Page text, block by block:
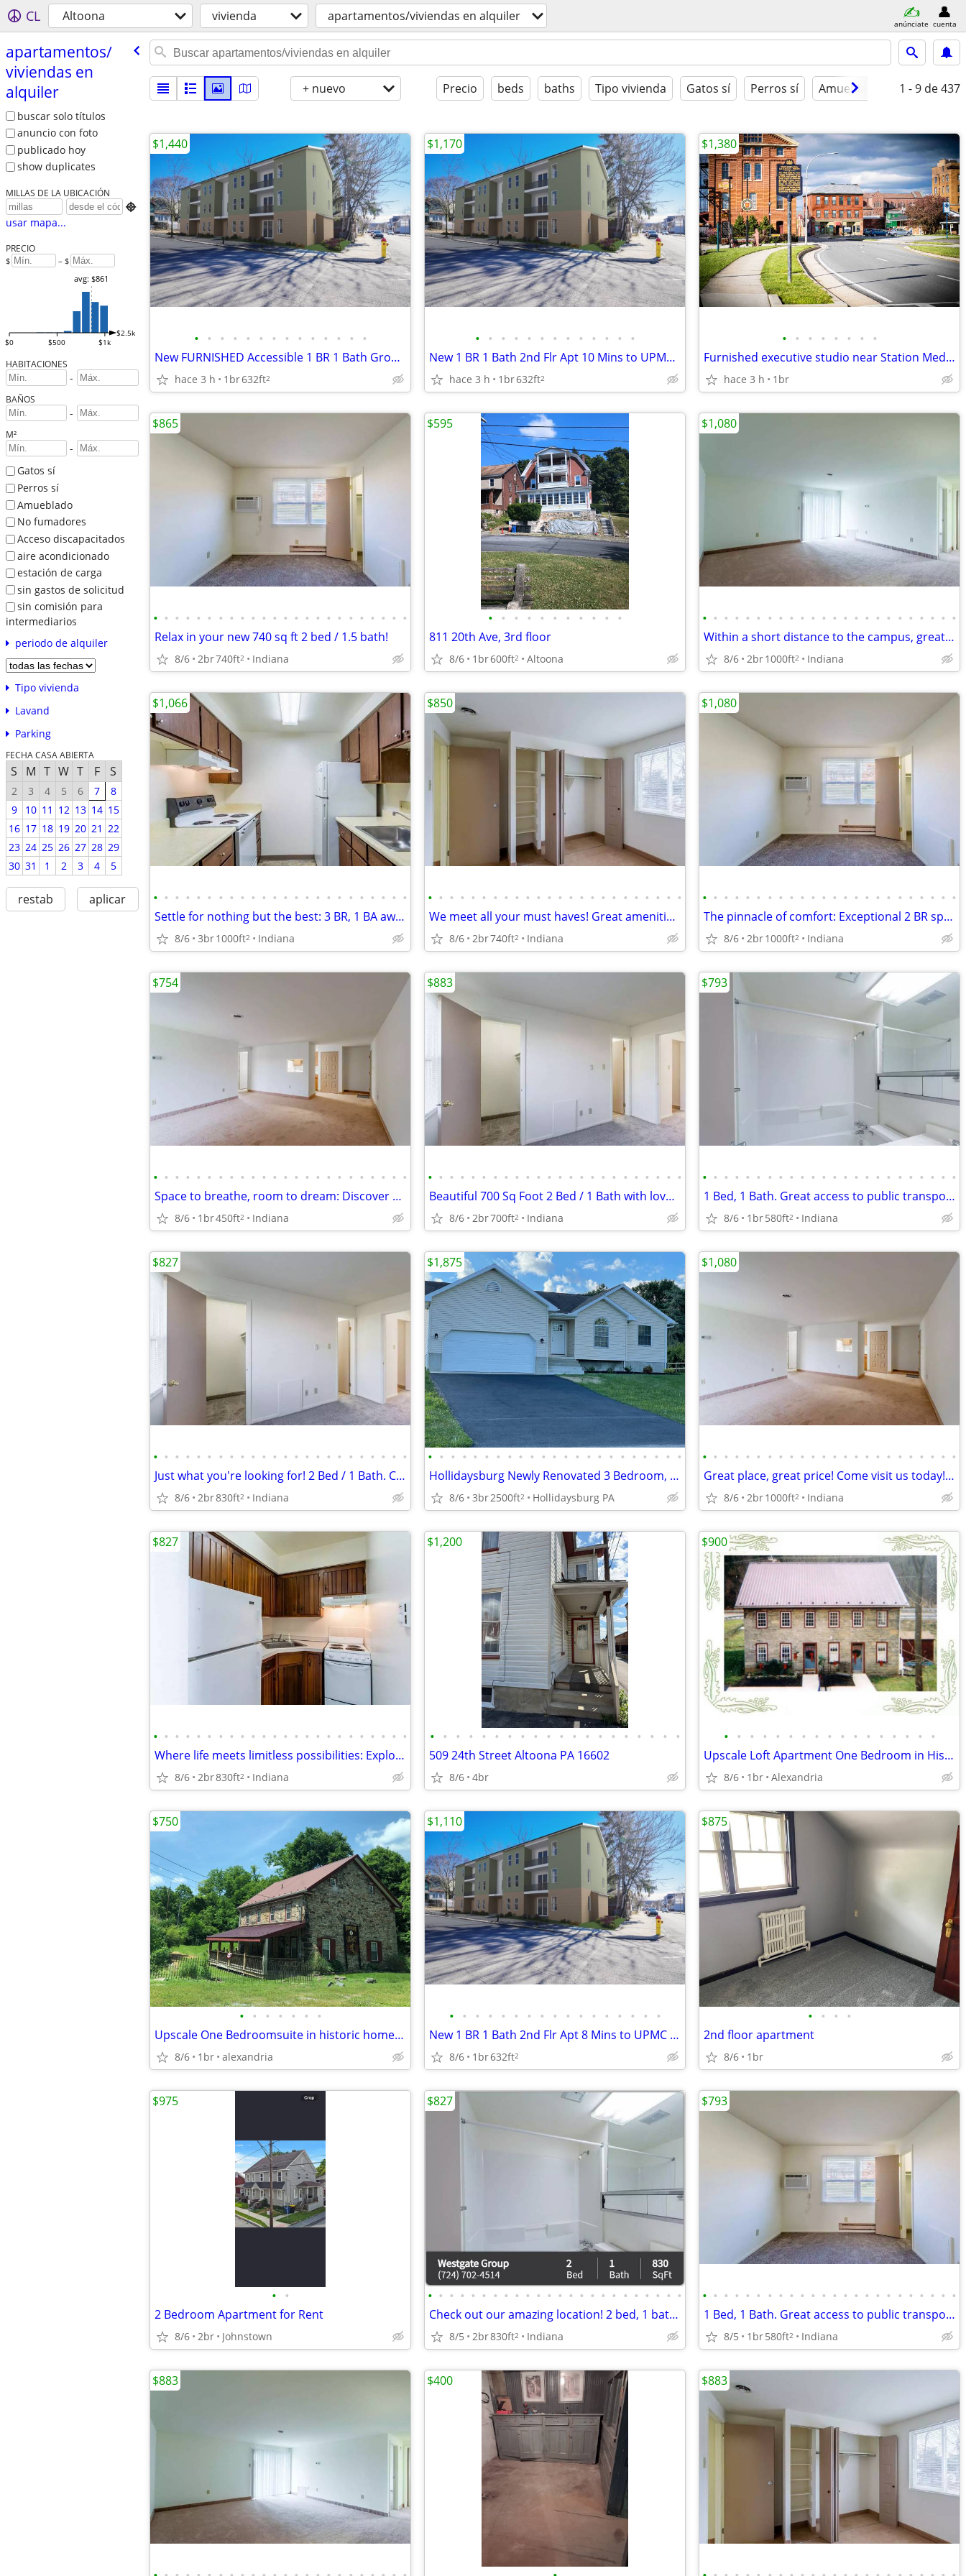
CL Altoona vivienda apartamentos/viviendas en alquiler anúnciate cuenta
apartamentos/​
viviendas en
alquiler
buscar solo títulos
anuncio con foto
publicado hoy
show duplicates
MILLAS DE LA UBICACIÓN

usar mapa...
PRECIO
$ – $
$0 $500 $1k
$2.5k
avg: $861
HABITACIONES
-
BAÑOS
-
M²
-
Gatos sí
Perros sí
Amueblado
No fumadores
Acceso discapacitados
aire acondicionado
estación de carga
sin gastos de solicitud
sin comisión para
intermediarios
periodo de alquiler
Tipo vivienda
Lavand
Parking
FECHA CASA ABIERTA
S M T W T F S
2 3 4 5 6 7
8
9
10 11 12 13 14 15
16 17 18 19 20 21 22
23 24 25 26 27 28 29
30 31 1 2 3 4 5
restab aplicar
+ nuevo Precio beds baths Tipo vivienda Gatos sí Perros sí Amueblado 1 - 9 de 437
• • • • • • • • • • • • • •
New FURNISHED Accessible 1 BR 1 Bath Ground Flr Apt Near Public Librar
hace 3 h 1br632ft2
$1,440
• • • • • • • • • • • • •
New 1 BR 1 Bath 2nd Flr Apt 10 Mins to UPMC Altoona
hace 3 h 1br632ft2
$1,170
• • • • • • • •
Furnished executive studio near Station Med Ctr
hace 3 h 1br
$1,380
• • • • • • • • • • • • • • • • • • • • • • • •
Relax in your new 740 sq ft 2 bed / 1.5 bath!
8/6 2br740ft2 Indiana
$865
• • • • • • • • • • •
811 20th Ave, 3rd floor
8/6 1br600ft2 Altoona
$595
• • • • • • • • • • • • • • • • • • • • • • • •
Within a short distance to the campus, great location!
8/6 2br1000ft2 Indiana
$1,080
• • • • • • • • • • • • • • • • • • • • • • • •
Settle for nothing but the best: 3 BR, 1 BA awaits.
8/6 3br1000ft2 Indiana
$1,066
• • • • • • • • • • • • • • • • • • • • • • • •
We meet all your must haves! Great amenities! Fantastic 2 bed 1.5 bath
8/6 2br740ft2 Indiana
$850
• • • • • • • • • • • • • • • • • • • • • • • •
The pinnacle of comfort: Exceptional 2 BR spaces available.
8/6 2br1000ft2 Indiana
$1,080
• • • • • • • • • • • • • • • • • • • • • • • •
Space to breathe, room to dream: Discover our community!
8/6 1br450ft2 Indiana
$754
• • • • • • • • • • • • • • • • • • • • • • • •
Beautiful 700 Sq Foot 2 Bed / 1 Bath with lovely quiet surroundings
8/6 2br700ft2 Indiana
$883
• • • • • • • • • • • • • • • • • • • • • • • •
1 Bed, 1 Bath. Great access to public transportation! We're nearby!
8/6 1br580ft2 Indiana
$793
• • • • • • • • • • • • • • • • • • • • • • • •
Just what you're looking for! 2 Bed / 1 Bath. Come and see!
8/6 2br830ft2 Indiana
$827
• • • • • • • • • • • • • • • • • • • • • • •
Hollidaysburg Newly Renovated 3 Bedroom, 2 Bath House
8/6 3br2500ft2 Hollidaysburg PA
$1,875
• • • • • • • • • • • • • • • • • • • • • • • •
Great place, great price! Come visit us today! 2 bed, 1 bath!
8/6 2br1000ft2 Indiana
$1,080
• • • • • • • • • • • • • • • • • • • • • • • •
Where life meets limitless possibilities: Explore our spacious 2 BR.
8/6 2br830ft2 Indiana
$827
• • • • • • • • • • • • • • • • • • • •
509 24th Street Altoona PA 16602
8/6 4br
$1,200
• • • • • • • • • • • • • • • • •
Upscale Loft Apartment One Bedroom in Historic Home All inclusive
8/6 1br Alexandria
$900
• • • • • • •
Upscale One Bedroomsuite in historic home Furnished and with utilities
8/6 1br alexandria
$750
• • • • • • • • • • • • • • • • •
New 1 BR 1 Bath 2nd Flr Apt 8 Mins to UPMC Altoona
8/6 1br632ft2
$1,110
• • • •
2nd floor apartment
8/6 1br
$875
• •
2 Bedroom Apartment for Rent
8/6 2br Johnstown
$975
• • • • • • • • • • • • • • • • • • • • • • • •
Check out our amazing location! 2 bed, 1 bath. Located in Indiana.
8/5 2br830ft2 Indiana
$827
• • • • • • • • • • • • • • • • • • • • • • • •
1 Bed, 1 Bath. Great access to public transportation! We're nearby!
8/5 1br580ft2 Indiana
$793
$883 $400 $883